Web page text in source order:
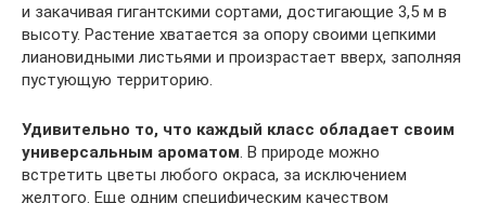
и закачивая гигантскими сортами, достигающие 3,5 м в
высоту. Растение хватается за опору своими цепкими
лиановидными листьями и произрастает вверх, заполняя
пустующую территорию.
Удивительно то, что каждый класс обладает своим
универсальным ароматом . В природе можно
встретить цветы любого окраса, за исключением
желтого. Еще одним специфическим качеством